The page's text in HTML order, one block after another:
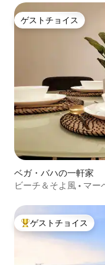
ゲストチョイス
ゲストチョイス
ベガ・バハの一軒家
ビーチ＆そよ風 • マ
大好評のゲストチョイ
ゲストチョイス